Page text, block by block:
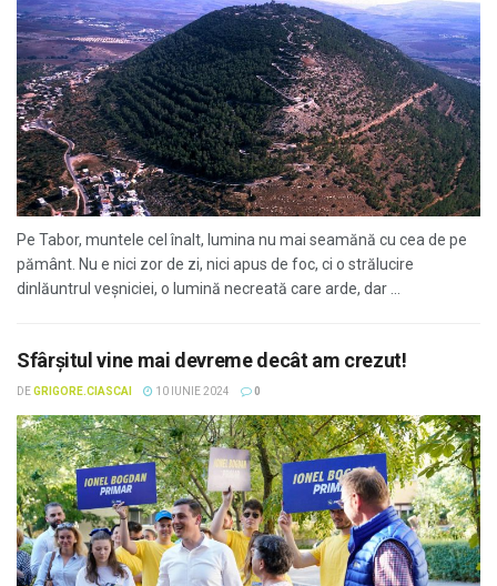
Pe Tabor, muntele cel înalt, lumina nu mai seamănă cu cea de pe
pământ. Nu e nici zor de zi, nici apus de foc, ci o strălucire
dinlăuntrul veșniciei, o lumină necreată care arde, dar ...
Sfârșitul vine mai devreme decât am crezut!
DEGRIGORE.CIASCAI 10 IUNIE 2024 0